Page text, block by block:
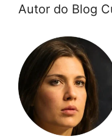
Autor do Blog